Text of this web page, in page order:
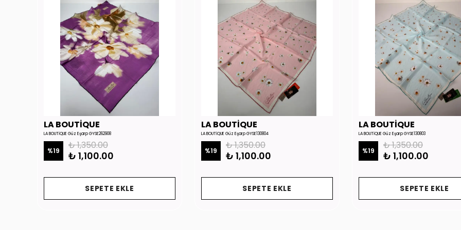
LA BOUTİQUE
LA BOUTİQUE Güz Eşarp GYSE262908
%19 ₺ 1,350.00
₺ 1,100.00
SEPETE EKLE
LA BOUTİQUE
LA BOUTİQUE Güz Eşarp GYSE130804
%19 ₺ 1,350.00
₺ 1,100.00
SEPETE EKLE
LA BOUTİQUE
LA BOUTİQUE Güz Eşarp GYSE130803
%19 ₺ 1,350.00
₺ 1,100.00
SEPETE EKLE